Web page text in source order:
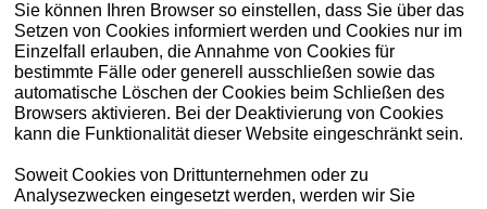
Sie können Ihren Browser so einstellen, dass Sie über das
Setzen von Cookies informiert werden und Cookies nur im
Einzelfall erlauben, die Annahme von Cookies für
bestimmte Fälle oder generell ausschließen sowie das
automatische Löschen der Cookies beim Schließen des
Browsers aktivieren. Bei der Deaktivierung von Cookies
kann die Funktionalität dieser Website eingeschränkt sein.
Soweit Cookies von Drittunternehmen oder zu
Analysezwecken eingesetzt werden, werden wir Sie